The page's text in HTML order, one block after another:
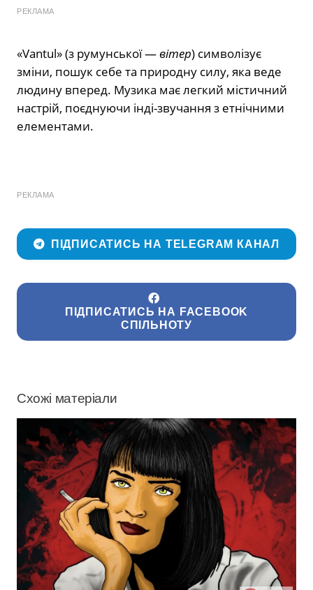
РЕКЛАМА
«Vantul» (з румунської —вітер) символізує
зміни, пошук себе та природну силу, яка веде
людину вперед. Музика має легкий містичний
настрій, поєднуючи інді-звучання з етнічними
елементами.
РЕКЛАМА
ПІДПИСАТИСЬ НА TELEGRAM КАНАЛ
ПІДПИСАТИСЬ НА FACEBOOK
СПІЛЬНОТУ
Схожі матеріали